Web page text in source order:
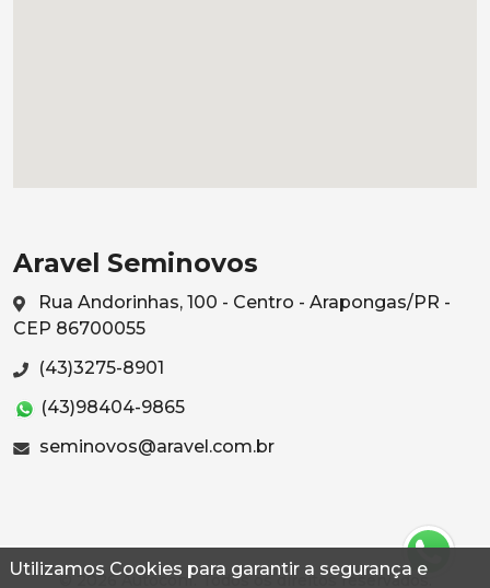
Utilizamos Cookies para garantir a segurança e
Aravel Seminovos
Rua Andorinhas, 100 - Centro - Arapongas/PR -
CEP 86700055
(43)3275-8901
(43)98404-9865
seminovos@aravel.com.br
© 2026 Autoconf. Todos os direitos reservados.